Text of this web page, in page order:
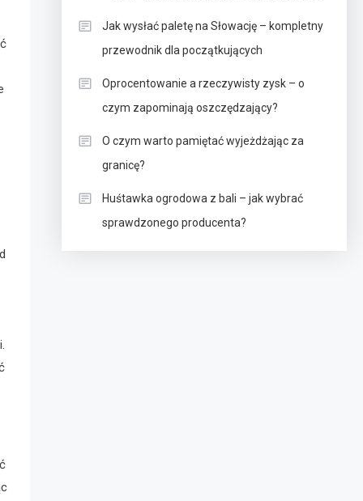
Jak wysłać paletę na Słowację – kompletny
przewodnik dla początkujących
Oprocentowanie a rzeczywisty zysk – o
czym zapominają oszczędzający?
O czym warto pamiętać wyjeżdżając za
granicę?
Huśtawka ogrodowa z bali – jak wybrać
sprawdzonego producenta?